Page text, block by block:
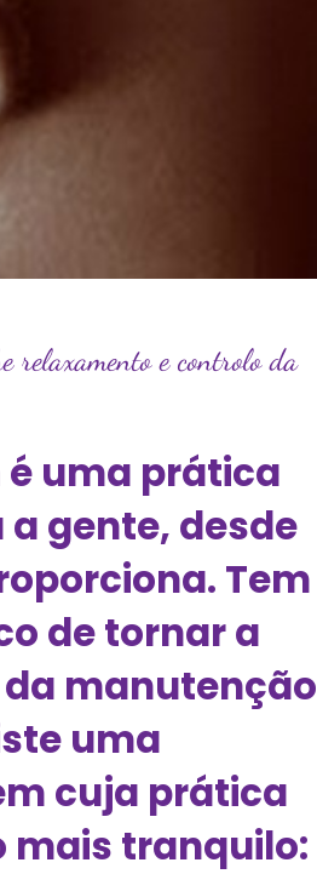
relaxamento e controlo da
uma prática
gente, desde
Tem
de tornar a
manutenção
uma
cuja prática
mais tranquilo: